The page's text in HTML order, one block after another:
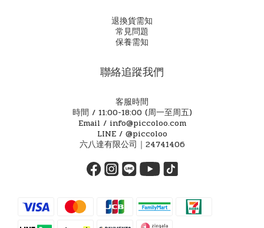
退換貨需知
常見問題
保養需知
聯絡追蹤我們
客服時間
時間 / 11:00-18:00 (周一至周五)
Email / info@piccoloo.com
LINE / @piccoloo
六八達有限公司｜24741406